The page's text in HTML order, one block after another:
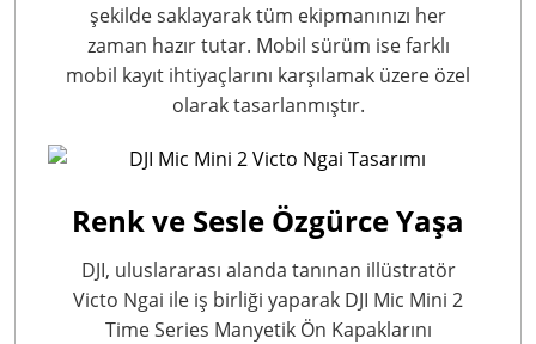
şekilde saklayarak tüm ekipmanınızı her
zaman hazır tutar. Mobil sürüm ise farklı
mobil kayıt ihtiyaçlarını karşılamak üzere özel
olarak tasarlanmıştır.
Renk ve Sesle Özgürce Yaşa
DJI, uluslararası alanda tanınan illüstratör
Victo Ngai ile iş birliği yaparak DJI Mic Mini 2
Time Series Manyetik Ön Kapaklarını